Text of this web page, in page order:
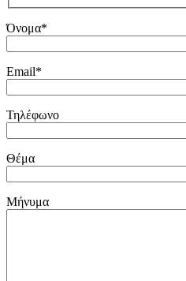
Όνομα*
Email*
Τηλέφωνο
Θέμα
Μήνυμα